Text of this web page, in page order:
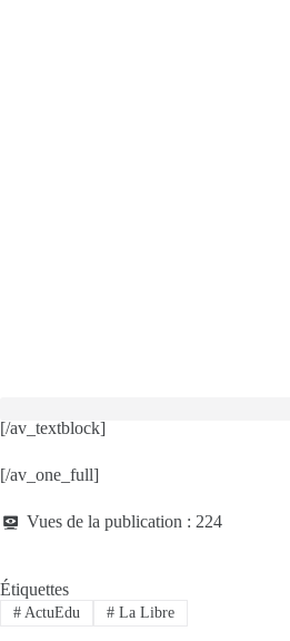
[/av_textblock]
[/av_one_full]
Vues de la publication : 224
Étiquettes
#ActuEdu #La Libre